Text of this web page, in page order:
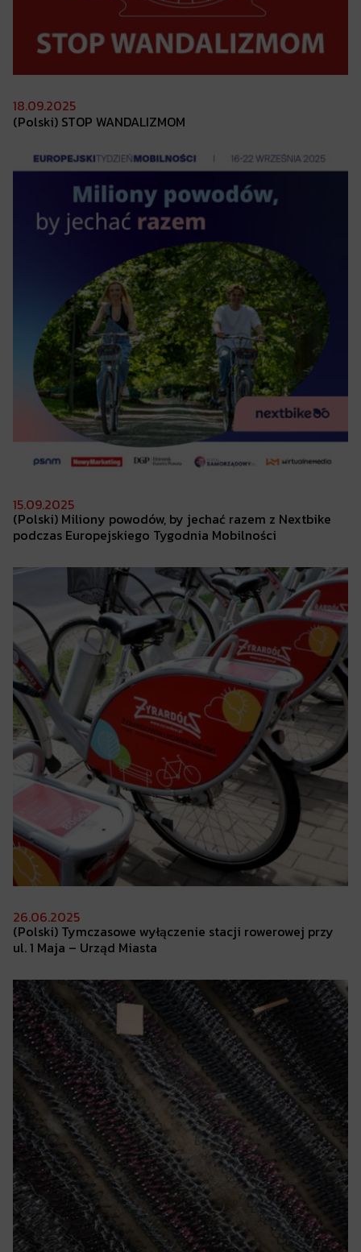
18.09.2025
(Polski) STOP WANDALIZMOM
15.09.2025
(Polski) Miliony powodów, by jechać razem z Nextbike
podczas Europejskiego Tygodnia Mobilności
26.06.2025
(Polski) Tymczasowe wyłączenie stacji rowerowej przy
ul. 1 Maja – Urząd Miasta